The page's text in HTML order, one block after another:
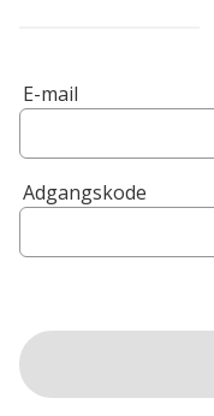
E-mail
Adgangskode